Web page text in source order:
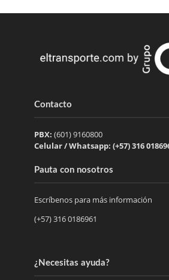
Contacto
PBX: (601) 9160800
Celular / Whatsapp: (+57) 316
Pauta con nosotros
Escríbenos para más información
(+57) 316 0186961
¿Necesitas ayuda?